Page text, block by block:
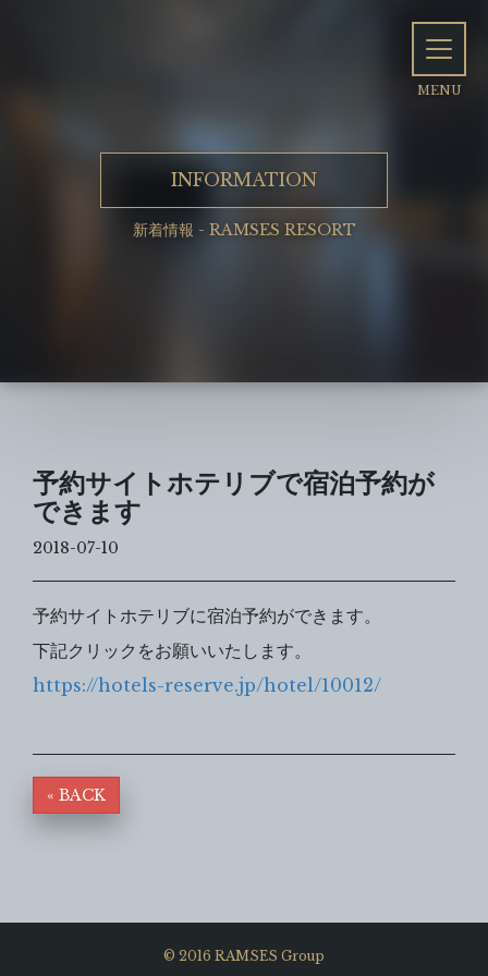
INFORMATION
新着情報 - RAMSES RESORT
予約サイトホテリブで宿泊予約が
できます
2018-07-10
予約サイトホテリブに宿泊予約ができます。
下記クリックをお願いいたします。
https://hotels-reserve.jp/hotel/10012/
« BACK
© 2016 RAMSES Group